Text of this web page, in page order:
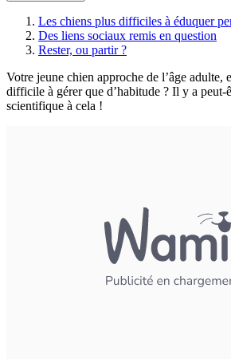
Les chiens plus difficiles à éduquer
Des liens sociaux remis en question
Rester, ou partir ?
Votre jeune chien approche de l’âge adulte,
difficile à gérer que d’habitude ? Il y a peut-
scientifique à cela !